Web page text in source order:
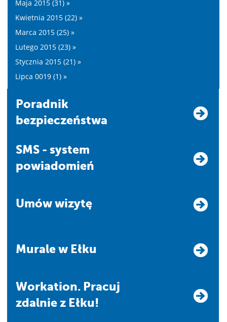
Maja 2015 (31) »
Kwietnia 2015 (22) »
Marca 2015 (25) »
Lutego 2015 (23) »
Stycznia 2015 (21) »
Lipca 0019 (1) »
Poradnik
bezpieczeństwa
SMS - system
powiadomień
Umów wizytę
Murale w Ełku
Workation. Pracuj
zdalnie z Ełku!